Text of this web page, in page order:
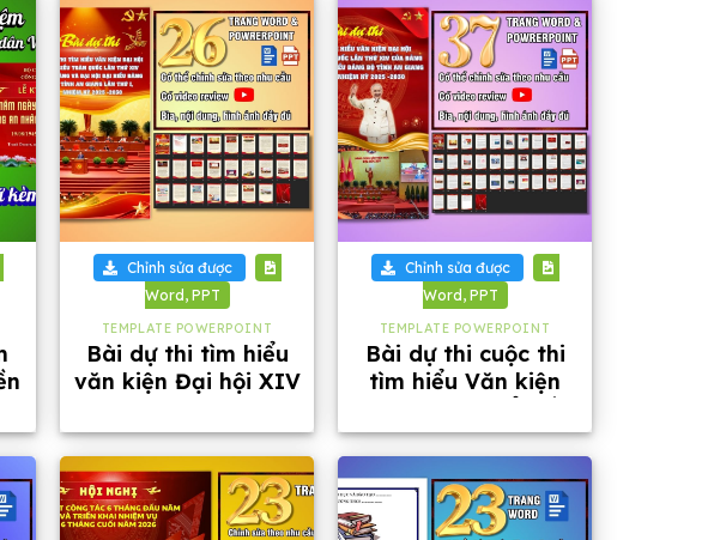
+
Chỉnh sửa được
Word, PPT
TEMPLATE POWERPOINT
Bài dự thi tìm hiểu
văn kiện Đại hội XIV
Đảng bộ tỉnh An
Giang
+
Chỉnh sửa được
Word, PPT
TEMPLATE POWERPOINT
Bài dự thi cuộc thi
tìm hiểu Văn kiện
thứ XIV của Đảng